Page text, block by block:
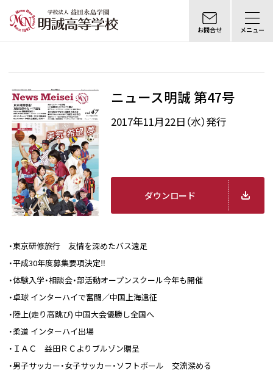
お問合せ メニュー
ニュース明誠 第47号
2017年11月22日（水）発行
ダウンロード
・東京研修旅行 友情を深めたバス遠足
・平成30年度募集要項決定‼
・体験入学・相談会・部活動オープンスクール今年も開催
・卓球 インターハイで奮闘／中国上海遠征
・陸上(走り高跳び) 中国大会優勝し全国へ
・柔道 インターハイ出場
・ＩＡＣ 益田ＲＣよりブルゾン贈呈
・男子サッカー・女子サッカー・ソフトボール 交流深める